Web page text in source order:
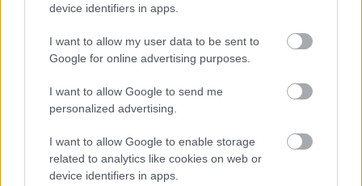
device identifiers in apps.
I want to allow my user data to be sent to
Google for online advertising purposes.
I want to allow Google to send me
personalized advertising.
I want to allow Google to enable storage
related to analytics like cookies on web or
device identifiers in apps.
Δείτε αυτή τη δημοσίευση στο Instagram.